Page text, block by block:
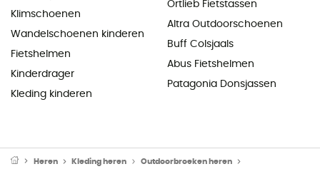
Klimschoenen
Wandelschoenen kinderen
Fietshelmen
Kinderdrager
Kleding kinderen
Ortlieb Fietstassen
Altra Outdoorschoenen
Buff Colsjaals
Abus Fietshelmen
Patagonia Donsjassen
Heren Kleding heren Outdoorbroeken heren